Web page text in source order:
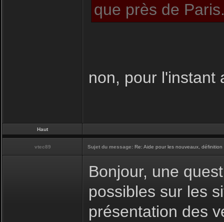
que près de
non, pour l'instant
Haut
vtec89 Sujet du message: Re: Aide pour les nouveaux,
Bonjour, une
possibles sur les
présentation des